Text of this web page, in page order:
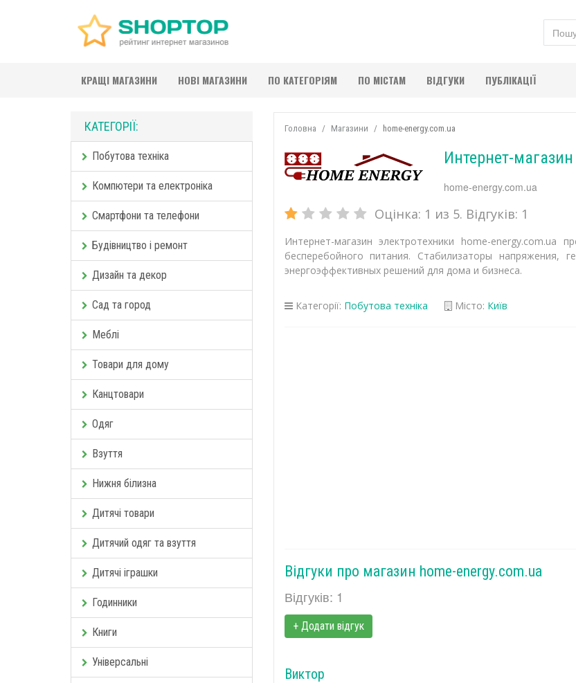
КРАЩІ МАГАЗИНИ НОВІ МАГАЗИНИ ПО КАТЕГОРІЯМ ПО МІСТАМ ВІДГУКИ ПУБЛІКАЦІЇ
КАТЕГОРІЇ:
Побутова техніка
Компютери та електроніка
Смартфони та телефони
Будівництво і ремонт
Дизайн та декор
Сад та город
Меблі
Товари для дому
Канцтовари
Одяг
Взуття
Нижня білизна
Дитячі товари
Дитячий одяг та взуття
Дитячі іграшки
Годинники
Книги
Універсальні
Головна Магазини home-energy.com.ua
Интернет-
home-energy.com.ua
Оцінка: 1 из 5. Відгуків: 1
Интернет-магазин электротехники home-energy.com.ua
бесперебойного питания. Стабилизаторы напряжения,
энергоэффективных решений для дома и бизнеса.
Категорії: Побутова техніка Місто: Київ
Відгуки про магазин home-energy.com.ua
Відгуків: 1
+ Додати відгук
Виктор